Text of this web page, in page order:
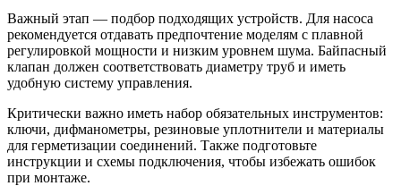
Важный этап — подбор подходящих устройств. Для насоса
рекомендуется отдавать предпочтение моделям с плавной
регулировкой мощности и низким уровнем шума. Байпасный
клапан должен соответствовать диаметру труб и иметь
удобную систему управления.
Критически важно иметь набор обязательных инструментов:
ключи, дифманометры, резиновые уплотнители и материалы
для герметизации соединений. Также подготовьте
инструкции и схемы подключения, чтобы избежать ошибок
при монтаже.